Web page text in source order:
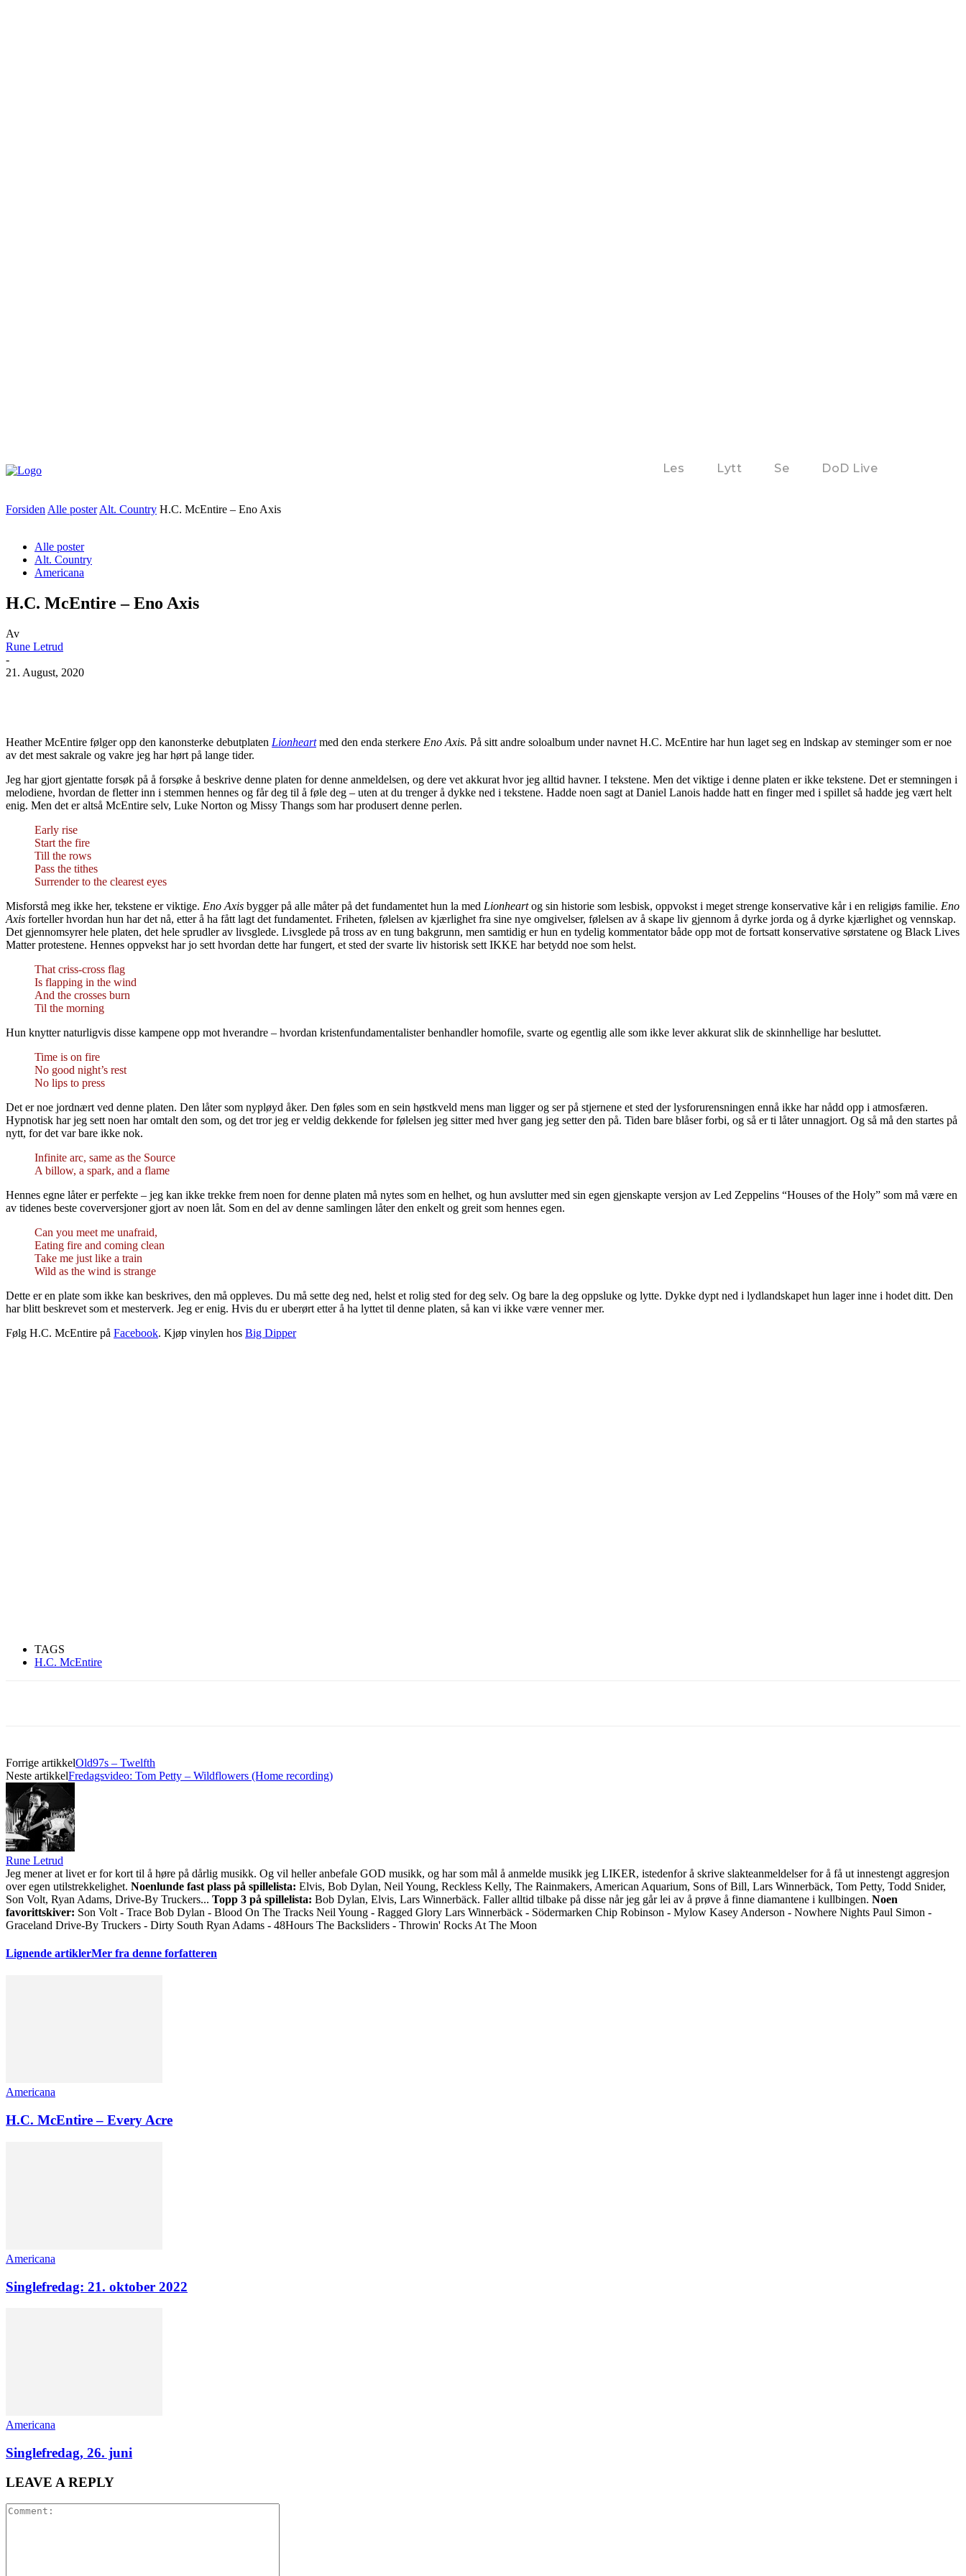
Les Lytt Se DoD Live
Forsiden Alle poster Alt. Country H.C. McEntire – Eno Axis
Alle poster
Alt. Country
Americana
H.C. McEntire – Eno Axis
Av
Rune Letrud
-
21. August, 2020
Heather McEntire følger opp den kanonsterke debutplaten Lionheartmed den enda sterkere Eno Axis. På sitt andre soloalbum under navnet H.C. McEntire har hun laget seg en lndskap av steminger som er noe
av det mest sakrale og vakre jeg har hørt på lange tider.
Jeg har gjort gjentatte forsøk på å forsøke å beskrive denne platen for denne anmeldelsen, og dere vet akkurat hvor jeg alltid havner. I tekstene. Men det viktige i denne platen er ikke tekstene. Det er stemningen i
melodiene, hvordan de fletter inn i stemmen hennes og får deg til å føle deg – uten at du trenger å dykke ned i tekstene. Hadde noen sagt at Daniel Lanois hadde hatt en finger med i spillet så hadde jeg vært helt
enig. Men det er altså McEntire selv, Luke Norton og Missy Thangs som har produsert denne perlen.
Early rise
Start the fire
Till the rows
Pass the tithes
Surrender to the clearest eyes
Misforstå meg ikke her, tekstene er viktige. Eno Axis bygger på alle måter på det fundamentet hun la med Lionheartog sin historie som lesbisk, oppvokst i meget strenge konservative kår i en religiøs familie. Eno
Axis forteller hvordan hun har det nå, etter å ha fått lagt det fundamentet. Friheten, følelsen av kjærlighet fra sine nye omgivelser, følelsen av å skape liv gjennom å dyrke jorda og å dyrke kjærlighet og vennskap.
Det gjennomsyrer hele platen, det hele sprudler av livsglede. Livsglede på tross av en tung bakgrunn, men samtidig er hun en tydelig kommentator både opp mot de fortsatt konservative sørstatene og Black Lives
Matter protestene. Hennes oppvekst har jo sett hvordan dette har fungert, et sted der svarte liv historisk sett IKKE har betydd noe som helst.
That criss-cross flag
Is flapping in the wind
And the crosses burn
Til the morning
Hun knytter naturligvis disse kampene opp mot hverandre – hvordan kristenfundamentalister benhandler homofile, svarte og egentlig alle som ikke lever akkurat slik de skinnhellige har besluttet.
Time is on fire
No good night’s rest
No lips to press
Det er noe jordnært ved denne platen. Den låter som nypløyd åker. Den føles som en sein høstkveld mens man ligger og ser på stjernene et sted der lysforurensningen ennå ikke har nådd opp i atmosfæren.
Hypnotisk har jeg sett noen har omtalt den som, og det tror jeg er veldig dekkende for følelsen jeg sitter med hver gang jeg setter den på. Tiden bare blåser forbi, og så er ti låter unnagjort. Og så må den startes på
nytt, for det var bare ikke nok.
Infinite arc, same as the Source
A billow, a spark, and a flame
Hennes egne låter er perfekte – jeg kan ikke trekke frem noen for denne platen må nytes som en helhet, og hun avslutter med sin egen gjenskapte versjon av Led Zeppelins “Houses of the Holy” som må være en
av tidenes beste coverversjoner gjort av noen låt. Som en del av denne samlingen låter den enkelt og greit som hennes egen.
Can you meet me unafraid,
Eating fire and coming clean
Take me just like a train
Wild as the wind is strange
Dette er en plate som ikke kan beskrives, den må oppleves. Du må sette deg ned, helst et rolig sted for deg selv. Og bare la deg oppsluke og lytte. Dykke dypt ned i lydlandskapet hun lager inne i hodet ditt. Den
har blitt beskrevet som et mesterverk. Jeg er enig. Hvis du er uberørt etter å ha lyttet til denne platen, så kan vi ikke være venner mer.
Følg H.C. McEntire på Facebook. Kjøp vinylen hos Big Dipper
TAGS
H.C. McEntire
Forrige artikkelOld97s – Twelfth
Neste artikkelFredagsvideo: Tom Petty – Wildflowers (Home recording)
Rune Letrud
Jeg mener at livet er for kort til å høre på dårlig musikk. Og vil heller anbefale GOD musikk, og har som mål å anmelde musikk jeg LIKER, istedenfor å skrive slakteanmeldelser for å få ut innestengt aggresjon
over egen utilstrekkelighet. Noenlunde fast plass på spillelista: Elvis, Bob Dylan, Neil Young, Reckless Kelly, The Rainmakers, American Aquarium, Sons of Bill, Lars Winnerbäck, Tom Petty, Todd Snider,
Son Volt, Ryan Adams, Drive-By Truckers... Topp 3 på spillelista: Bob Dylan, Elvis, Lars Winnerbäck. Faller alltid tilbake på disse når jeg går lei av å prøve å finne diamantene i kullbingen. Noen
favorittskiver: Son Volt - Trace Bob Dylan - Blood On The Tracks Neil Young - Ragged Glory Lars Winnerbäck - Södermarken Chip Robinson - Mylow Kasey Anderson - Nowhere Nights Paul Simon -
Graceland Drive-By Truckers - Dirty South Ryan Adams - 48Hours The Backsliders - Throwin' Rocks At The Moon
Lignende artiklerMer fra denne forfatteren
Americana
H.C. McEntire – Every Acre
Americana
Singlefredag: 21. oktober 2022
Americana
Singlefredag, 26. juni
LEAVE A REPLY